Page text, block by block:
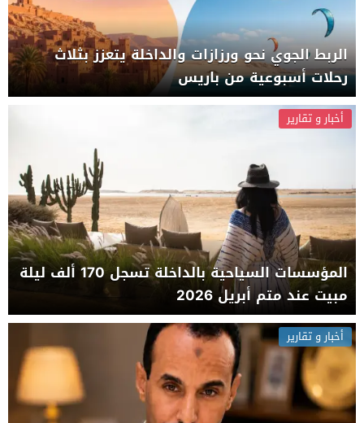
الربط الجوي نحو ورزازات والداخلة يتعزز بثلاث
رحلات أسبوعية من باريس
أخبار و تقارير
المؤسسات السياحية بالداخلة تسجل 170 ألف ليلة
مبيت عند متم أبريل 2026
أخبار و تقارير